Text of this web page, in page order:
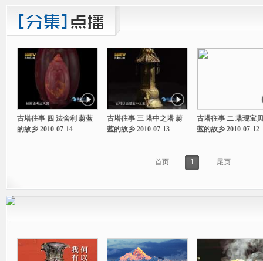
古塔往事 四 法舍利 蔚蓝
的故乡 2010-07-14
古塔往事 三 塔中之塔 蔚
蓝的故乡 2010-07-13
古塔往事 二 塔现宝
蓝的故乡 2010-07-12
首页 1 尾页